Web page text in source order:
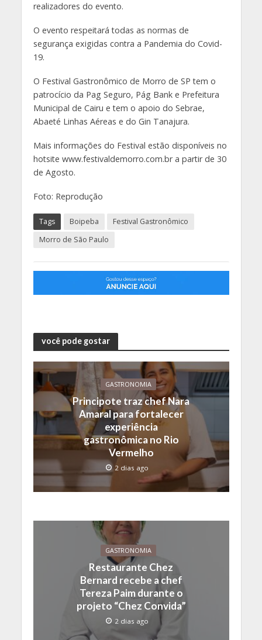
realizadores do evento.
O evento respeitará todas as normas de
segurança exigidas contra a Pandemia do Covid-
19.
O Festival Gastronômico de Morro de SP tem o
patrocício da Pag Seguro, Pág Bank e Prefeitura
Municipal de Cairu e tem o apoio do Sebrae,
Abaeté Linhas Aéreas e do Gin Tanajura.
Mais informações do Festival estão disponíveis no
hotsite www.festivaldemorro.com.br a partir de 30
de Agosto.
Foto: Reprodução
Tags Boipeba
Festival Gastronômico
Morro de São Paulo
você pode gostar
GASTRONOMIA
Principote traz chef Nara
Amaral para fortalecer
experiência
gastronômica no Rio
Vermelho
2 dias ago
GASTRONOMIA
Restaurante Chez
Bernard recebe a chef
Tereza Paim durante o
projeto “Chez Convida”
2 dias ago